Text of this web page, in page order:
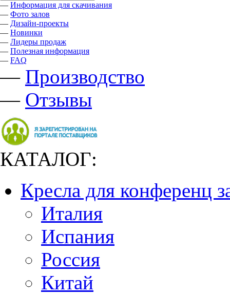
— Информация для скачивания
— Фото залов
— Дизайн-проекты
— Новинки
— Лидеры продаж
— Полезная информация
— FAQ
— Производство
— Отзывы
КАТАЛОГ:
Кресла для конференц
Италия
Испания
Россия
Китай